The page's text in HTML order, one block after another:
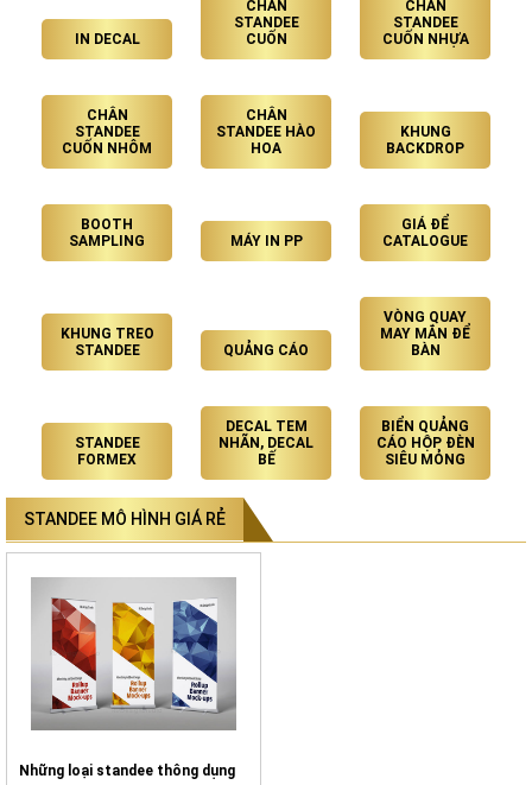
IN DECAL
CHÂN
STANDEE
CUỐN
CHÂN
STANDEE
CUỐN NHỰA
CHÂN
STANDEE
CUỐN NHÔM
CHÂN
STANDEE HÀO
HOA
KHUNG
BACKDROP
BOOTH
SAMPLING
MÁY IN PP
GIÁ ĐỂ
CATALOGUE
KHUNG TREO
STANDEE
QUẢNG CÁO
VÒNG QUAY
MAY MẮN ĐỂ
BÀN
STANDEE
FORMEX
DECAL TEM
NHÃN, DECAL
BẾ
BIỂN QUẢNG
CÁO HỘP ĐÈN
SIÊU MỎNG
STANDEE MÔ HÌNH GIÁ RẺ
Những loại standee thông dụng